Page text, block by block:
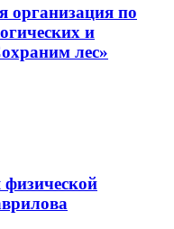
организация по
и
лес»